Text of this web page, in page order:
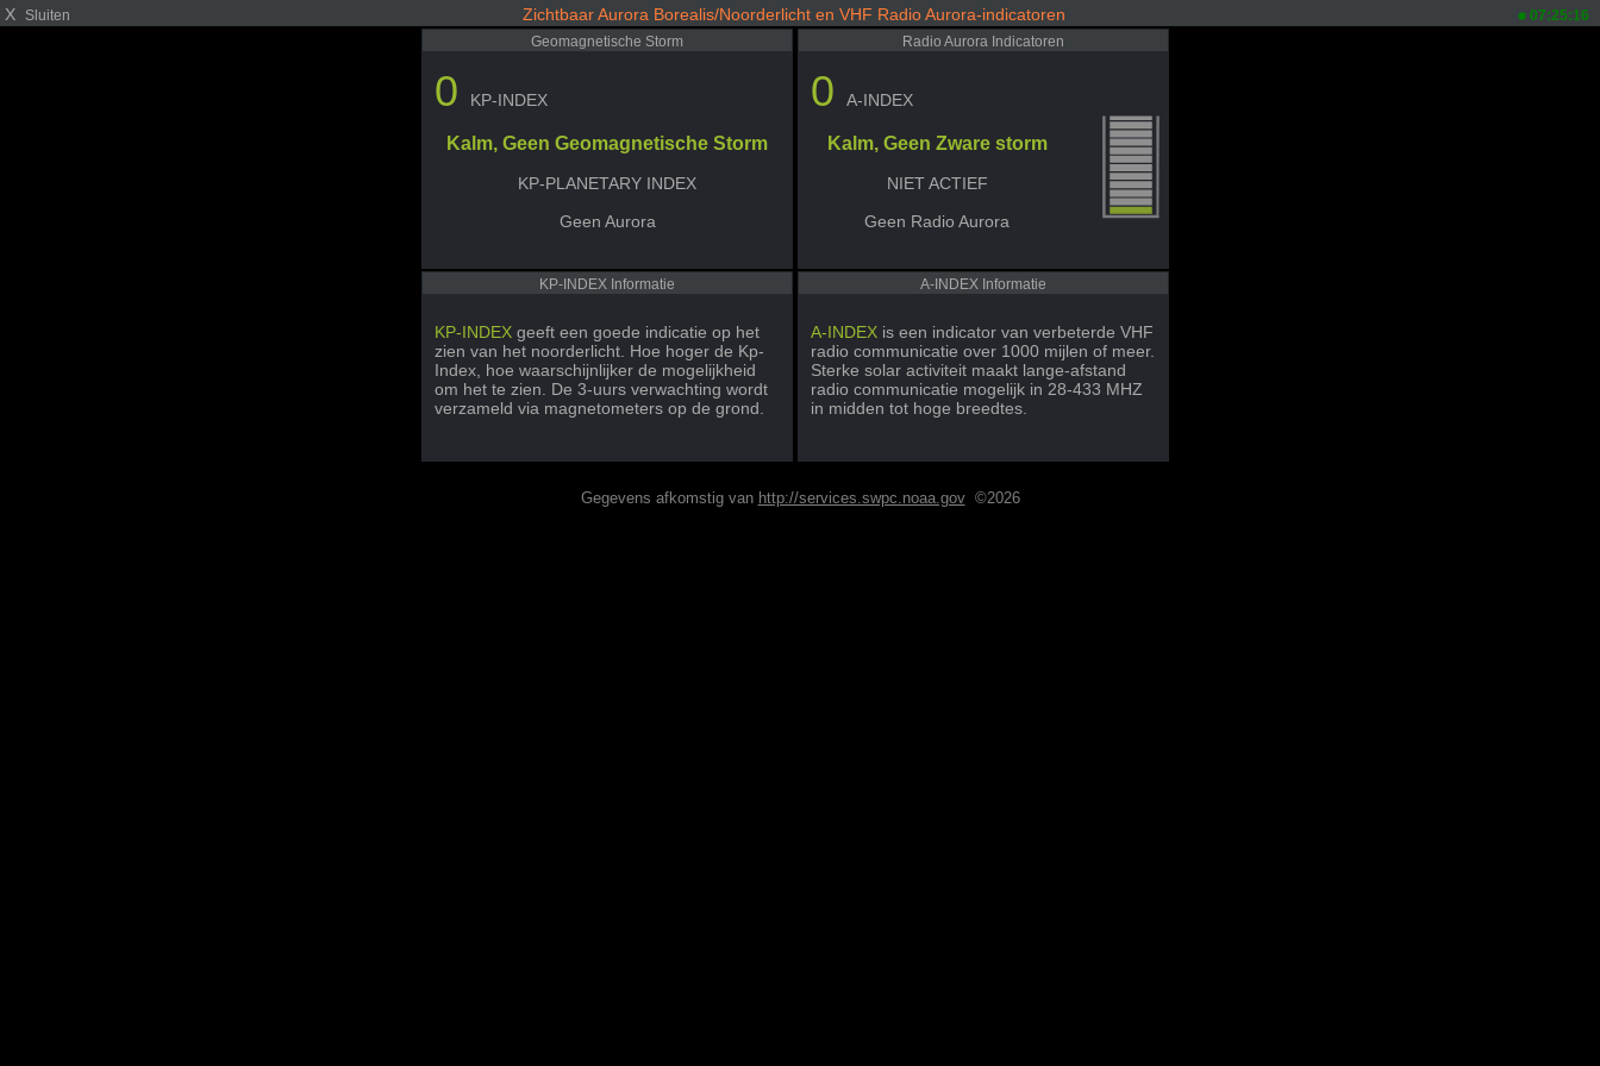
X Sluiten Zichtbaar Aurora Borealis/Noorderlicht en VHF Radio Aurora-indicatoren 07:25:16
Geomagnetische Storm
0 KP-INDEX
Kalm, Geen Geomagnetische Storm
KP-PLANETARY INDEX
Geen Aurora
Radio Aurora Indicatoren
0 A-INDEX
Kalm, Geen Zware storm
NIET ACTIEF
Geen Radio Aurora
KP-INDEX Informatie
KP-INDEX geeft een goede indicatie op het
zien van het noorderlicht. Hoe hoger de Kp-
Index, hoe waarschijnlijker de mogelijkheid
om het te zien. De 3-uurs verwachting wordt
verzameld via magnetometers op de grond.
A-INDEX Informatie
A-INDEX is een indicator van verbeterde VHF
radio communicatie over 1000 mijlen of meer.
Sterke solar activiteit maakt lange-afstand
radio communicatie mogelijk in 28-433 MHZ
in midden tot hoge breedtes.
Gegevens afkomstig van http://services.swpc.noaa.gov©2026